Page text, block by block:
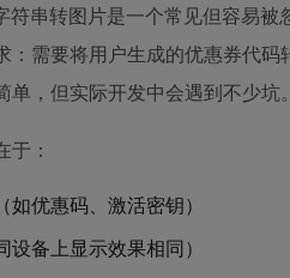
串转图片是一个常见但容易被
：需要将用户生成的优惠券代
单，但实际开发中会遇到不少坑
于：
优惠码、激活密钥）
备上显示效果相同）